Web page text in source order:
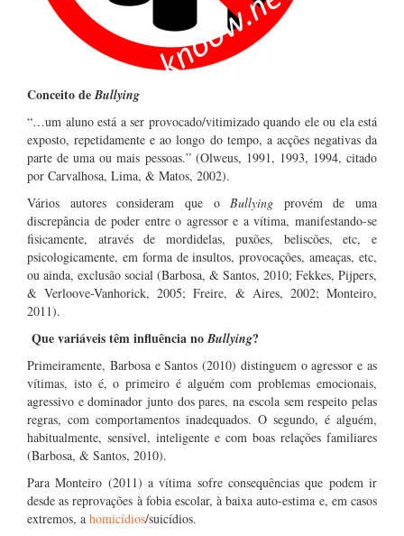
Conceito deBullying
“…um aluno está a ser provocado/vitimizado quando ele ou ela está
exposto, repetidamente e ao longo do tempo, a acções negativas da
parte de uma ou mais pessoas.” (Olweus, 1991, 1993, 1994, citado
por Carvalhosa, Lima, & Matos, 2002).
Vários autores consideram que oBullying provém de uma
discrepância de poder entre o agressor e a vítima, manifestando-se
fisicamente, através de mordidelas, puxões, beliscões, etc, e
psicologicamente, em forma de insultos, provocações, ameaças, etc,
ou ainda, exclusão social (Barbosa, & Santos, 2010; Fekkes, Pijpers,
& Verloove-Vanhorick, 2005; Freire, & Aires, 2002; Monteiro,
2011).
Que variáveis têm influência noBullying?
Primeiramente, Barbosa e Santos (2010) distinguem o agressor e as
vítimas, isto é, o primeiro é alguém com problemas emocionais,
agressivo e dominador junto dos pares, na escola sem respeito pelas
regras, com comportamentos inadequados. O segundo, é alguém,
habitualmente, sensível, inteligente e com boas relações familiares
(Barbosa, & Santos, 2010).
Para Monteiro (2011) a vítima sofre consequências que podem ir
desde as reprovações à fobia escolar, à baixa auto-estima e, em casos
extremos, a homicídios/suicídios.